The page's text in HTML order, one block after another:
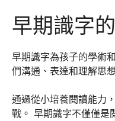
早期識字
早期識字為孩子的學術
們溝通、表達和理解思
通過從小培養閱讀能力
戰。 早期識字不僅僅是